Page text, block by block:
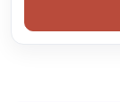
Brands
Global Price